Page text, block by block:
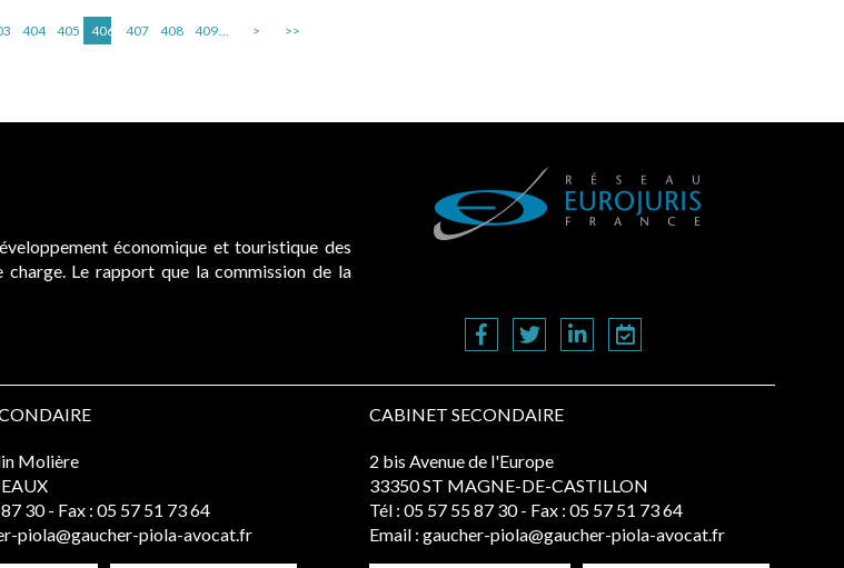
404 405 406 407 408 409... > >>
économique et touristique des
Le rapport que la commission de la
Molière
30 - Fax : 05 57 51 73 64
piola@gaucher-piola-avocat.fr
CABINET SECONDAIRE
2 bis Avenue de l'Europe
33350 ST MAGNE-DE-CASTILLON
Tél : 05 57 55 87 30 - Fax : 05 57 51 73 64
Email : gaucher-piola@gaucher-piola-avocat.fr